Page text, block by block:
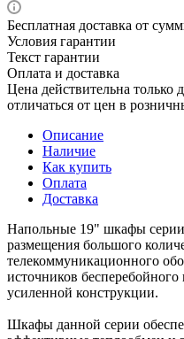
Бесплатная доставка от
Условия гарантии
Текст гарантии
Оплата и доставка
Цена действительна только
отличаться от цен в
Описание
Наличие
Как купить
Оплата
Доставка
Напольные 19" шкафы
размещения большого
телекоммуникационного
источников
усиленной конструкции.
Шкафы данной серии